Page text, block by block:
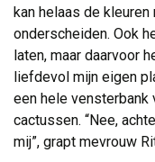
kan helaas de
onderscheiden. Ook
laten, maar daarvoor
liefdevol mijn eigen
een hele vensterbank
cactussen. “Nee,
mij”, grapt mevrouw